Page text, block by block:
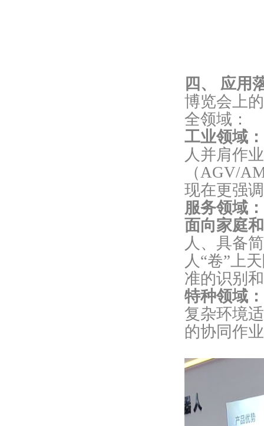
四、 应用
博览会上
全领域：
工业领域：
人并肩作
（AGV/
现在更强
服务领域：
面向家庭
人、具备
人“卷”上
准的识别
特种领域：
复杂环境
的协同作